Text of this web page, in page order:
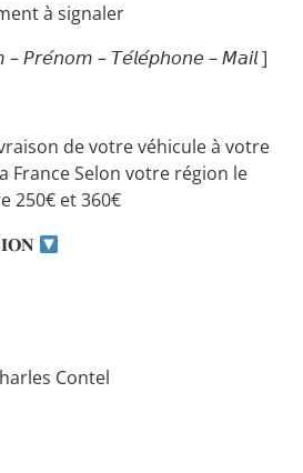
à signaler
𝘗𝘳𝘦́𝘯𝘰𝘮 – 𝘛𝘦́𝘭𝘦́𝘱𝘩𝘰𝘯𝘦 – 𝘔𝘢𝘪𝘭 ]
de votre véhicule à votre
France Selon votre région le
250€ et 360€
Contel